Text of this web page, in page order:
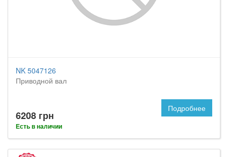
NK 5047126
Приводной вал
6208 грн
Есть в наличии
Подробнее